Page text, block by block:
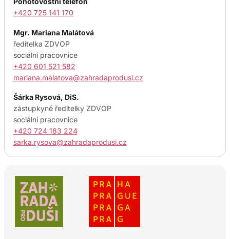
+420 725 141 170
Mgr. Mariana Malátová
ředitelka ZDVOP
sociální pracovnice
+420 601 521 582
mariana.malatova@zahradaprodusi.cz
Šárka Rysová, DiS.
zástupkyně ředitelky ZDVOP
sociální pracovnice
+420 724 183 224
sarka.rysova@zahradaprodusi.cz